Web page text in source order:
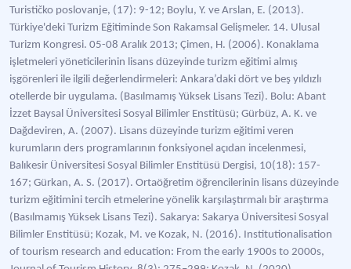
Turističko poslovanje, (17): 9-12; Boylu, Y. ve Arslan, E. (2013).
Türkiye'deki Turizm Eğitiminde Son Rakamsal Gelişmeler. 14. Ulusal
Turizm Kongresi. 05-08 Aralık 2013; Çimen, H. (2006). Konaklama
işletmeleri yöneticilerinin lisans düzeyinde turizm eğitimi almış
işgörenleri ile ilgili değerlendirmeleri: Ankara’daki dört ve beş yıldızlı
otellerde bir uygulama. (Basılmamış Yüksek Lisans Tezi). Bolu: Abant
İzzet Baysal Üniversitesi Sosyal Bilimler Enstitüsü; Gürbüz, A. K. ve
Dağdeviren, A. (2007). Lisans düzeyinde turizm eğitimi veren
kurumların ders programlarının fonksiyonel açıdan incelenmesi,
Balıkesir Üniversitesi Sosyal Bilimler Enstitüsü Dergisi, 10(18): 157-
167; Gürkan, A. S. (2017). Ortaöğretim öğrencilerinin lisans düzeyinde
turizm eğitimini tercih etmelerine yönelik karşılaştırmalı bir araştırma
(Basılmamış Yüksek Lisans Tezi). Sakarya: Sakarya Üniversitesi Sosyal
Bilimler Enstitüsü; Kozak, M. ve Kozak, N. (2016). Institutionalisation
of tourism research and education: From the early 1900s to 2000s,